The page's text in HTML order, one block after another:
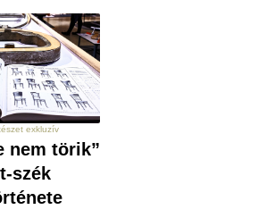
exkluzív
nem törik”
szék